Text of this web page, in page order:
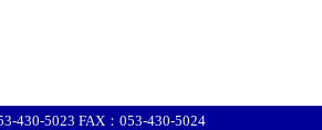
430-5023 FAX：053-430-5024